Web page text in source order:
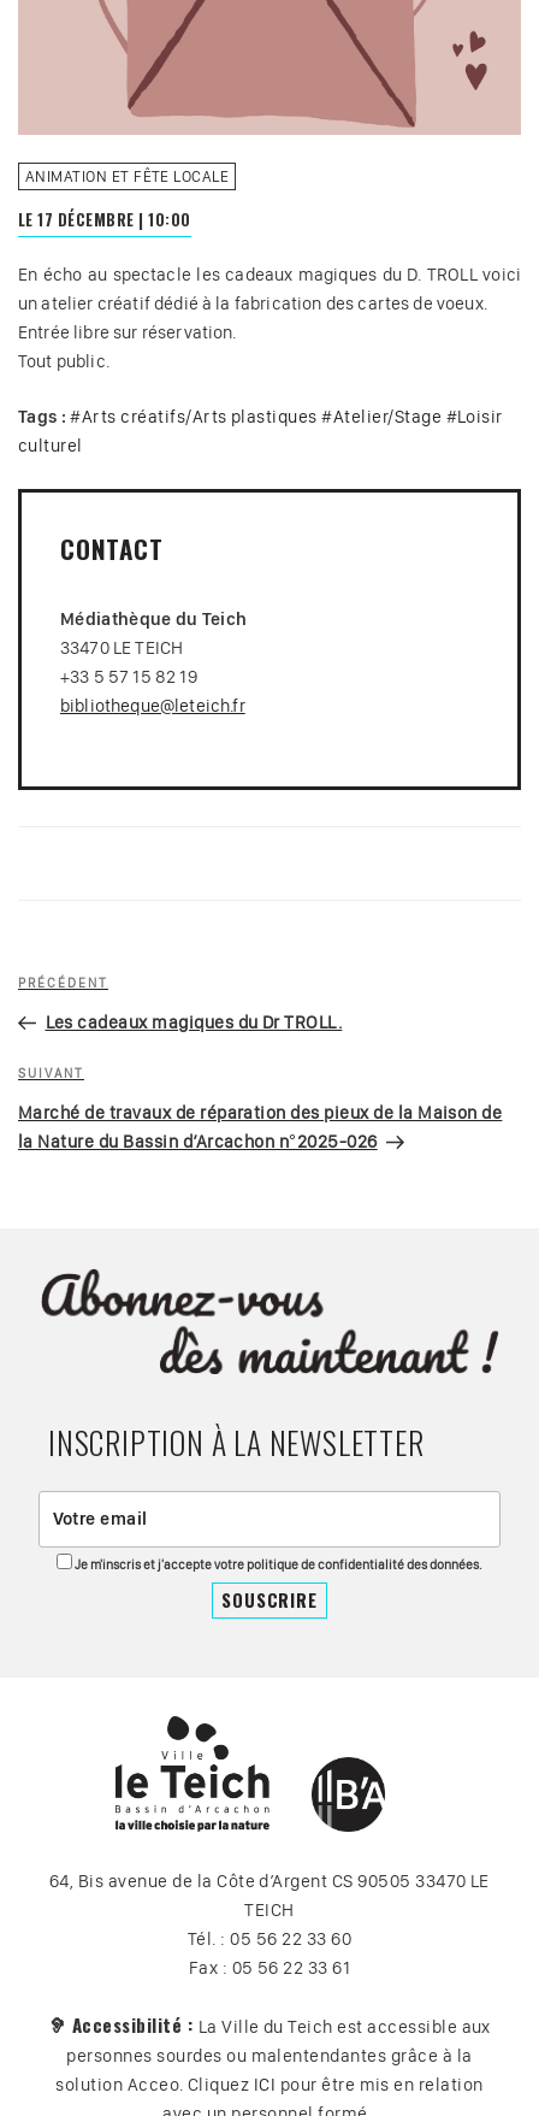
ANIMATION ET FÊTE LOCALE
LE 17 DÉCEMBRE |10:00
En écho au spectacle les cadeaux magiques du D. TROLL voici
un atelier créatif dédié à la fabrication des cartes de voeux.
Entrée libre sur réservation.
Tout public.
Tags : #Arts créatifs/Arts plastiques #Atelier/Stage #Loisir
culturel
CONTACT
Médiathèque du Teich
33470 LE TEICH
+33 5 57 15 82 19
bibliotheque@leteich.fr
Navigation
l’article
Article
précédent
PRÉCÉDENT
Les cadeaux magiques du Dr TROLL.
Article
suivant
SUIVANT
Marché de travaux de réparation des pieux de la Maison de
la Nature du Bassin d’Arcachon n°2025-026
INSCRIPTION À LA NEWSLETTER
Je m'inscris et j'accepte votre politique de confidentialité des données.
64, Bis avenue de la Côte d’Argent CS 90505 33470 LE
TEICH
Tél. : 05 56 22 33 60
Fax : 05 56 22 33 61
🦻 Accessibilité : La Ville du Teich est accessible aux
personnes sourdes ou malentendantes grâce à la
solution Acceo. Cliquez ICI pour être mis en relation